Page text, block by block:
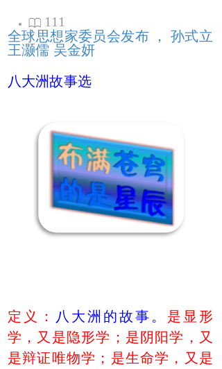
111
全球思想家委员会发布 ， 孙式立
王灏儒 吴金妍
八大洲故事选
定义： 八大洲的故事。 是显形
学，又是隐形学；是阴阳学，又
是辩证唯物学；是生命学，又是